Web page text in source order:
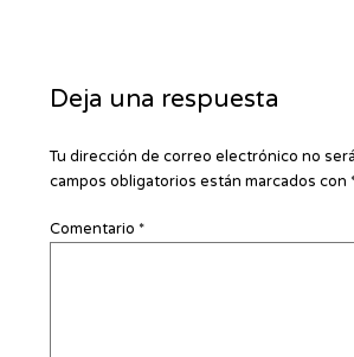
Deja una respuesta
Tu dirección de correo electrónico no
campos obligatorios están marcados con
Comentario *